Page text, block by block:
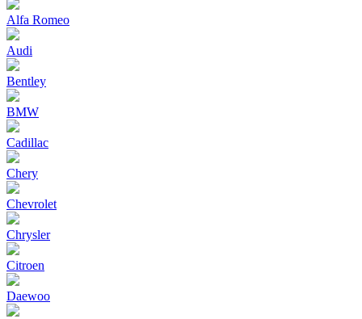
Alfa Romeo
Audi
Bentley
BMW
Cadillac
Chery
Chevrolet
Chrysler
Citroen
Daewoo